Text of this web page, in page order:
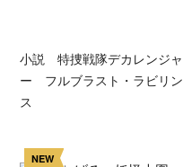
小説 特捜戦隊デカレンジャ
ー フルブラスト・ラビリン
ス
NEW